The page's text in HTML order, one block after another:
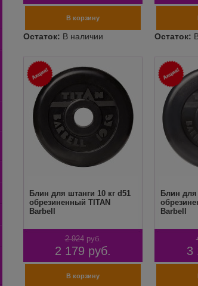
Блин для штанги 10 кг d51
обрезиненный TITAN
Barbell
2 924 руб.
2 179 руб.
Блин для
Barbell
3